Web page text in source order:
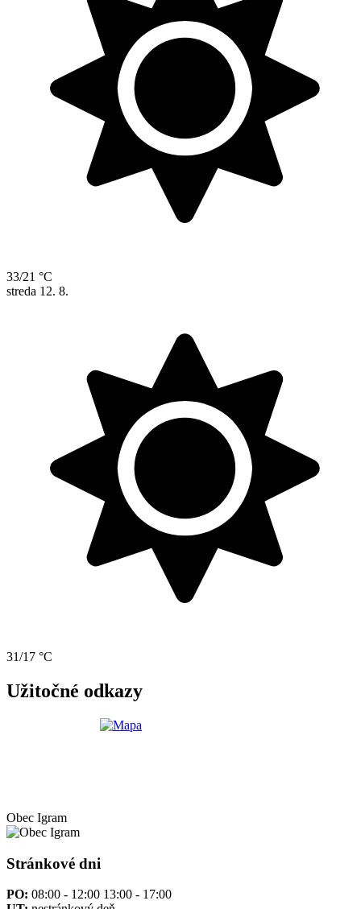
33/21 °C
streda 12. 8.
31/17 °C
Užitočné odkazy
Obec Igram
Stránkové dni
PO: 08:00 - 12:00 13:00 - 17:00